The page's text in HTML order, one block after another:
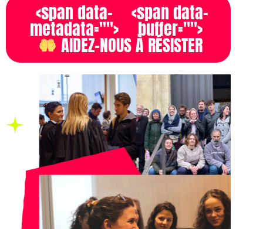
<span data-
metadata="">
<span data-
buffer="">
AIDEZ-NOUS À RÉSISTER